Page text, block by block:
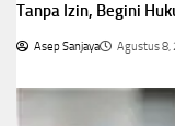
Tanpa Izin, Begini
Asep Sanjaya Agustus 8,